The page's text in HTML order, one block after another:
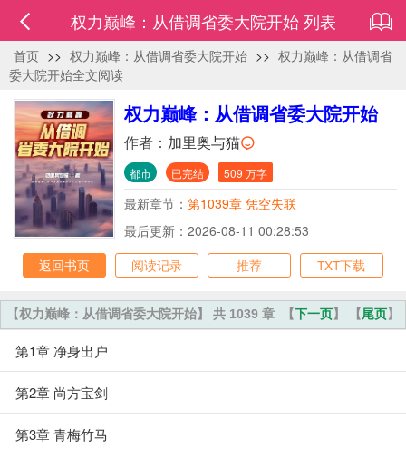
权力巅峰：从借调省委大院开始 列表
首页 >> 权力巅峰：从借调省委大院开始 >> 权力巅峰：从借调省
委大院开始全文阅读
权力巅峰：从借调省委大院开始
作者： 加里奥与猫
都市 已完结 509 万字
最新章节： 第1039章 凭空失联
最后更新：2026-08-11 00:28:53
返回书页
阅读记录 推荐 TXT下载
【下一页】 【尾页】
【权力巅峰：从借调省委大院开始】 共 1039 章
第1章 净身出户
第2章 尚方宝剑
第3章 青梅竹马